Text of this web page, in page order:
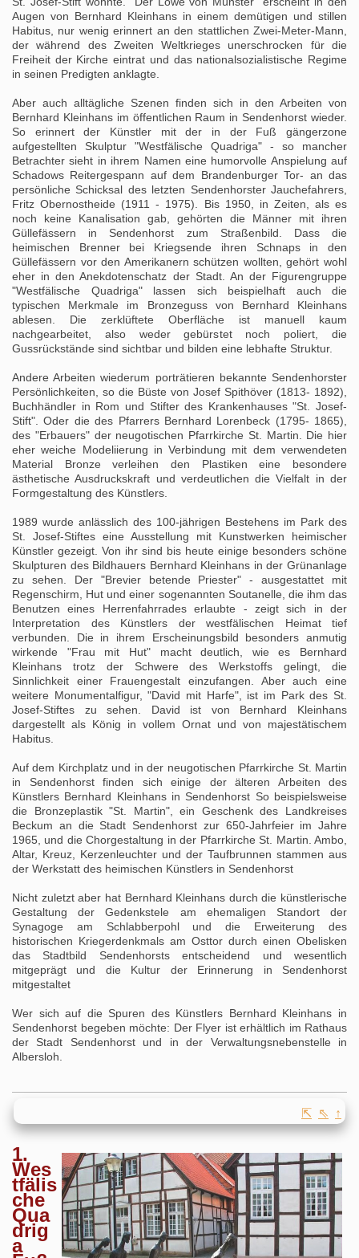
Augen von Bernhard Kleinhans in einem demütigen und stillen
Habitus, nur wenig erinnert an den stattlichen Zwei-Meter-Mann,
der während des Zweiten Weltkrieges unerschrocken für die
Freiheit der Kirche eintrat und das nationalsozialistische Regime
in seinen Predigten anklagte.
Aber auch alltägliche Szenen finden sich in den Arbeiten von
Bernhard Kleinhans im öffentlichen Raum in Sendenhorst wieder.
So erinnert der Künstler mit der in der Fuß gängerzone
aufgestellten Skulptur "Westfälische Quadriga" - so mancher
Betrachter sieht in ihrem Namen eine humorvolle Anspielung auf
Schadows Reitergespann auf dem Brandenburger Tor- an das
persönliche Schicksal des letzten Sendenhorster Jauchefahrers,
Fritz Obernostheide (1911 - 1975). Bis 1950, in Zeiten, als es
noch keine Kanalisation gab, gehörten die Männer mit ihren
Güllefässern in Sendenhorst zum Straßenbild. Dass die
heimischen Brenner bei Kriegsende ihren Schnaps in den
Güllefässern vor den Amerikanern schützen wollten, gehört wohl
eher in den Anekdotenschatz der Stadt. An der Figurengruppe
"Westfälische Quadriga" lassen sich beispielhaft auch die
typischen Merkmale im Bronzeguss von Bernhard Kleinhans
ablesen. Die zerklüftete Oberfläche ist manuell kaum
nachgearbeitet, also weder gebürstet noch poliert, die
Gussrückstände sind sichtbar und bilden eine lebhafte Struktur.
Andere Arbeiten wiederum porträtieren bekannte Sendenhorster
Persönlichkeiten, so die Büste von Josef Spithöver (1813- 1892),
Buchhändler in Rom und Stifter des Krankenhauses "St. Josef-
Stift". Oder die des Pfarrers Bernhard Lorenbeck (1795- 1865),
des "Erbauers" der neugotischen Pfarrkirche St. Martin. Die hier
eher weiche Modeliierung in Verbindung mit dem verwendeten
Material Bronze verleihen den Plastiken eine besondere
ästhetische Ausdruckskraft und verdeutlichen die Vielfalt in der
Formgestaltung des Künstlers.
1989 wurde anlässlich des 100-jährigen Bestehens im Park des
St. Josef-Stiftes eine Ausstellung mit Kunstwerken heimischer
Künstler gezeigt. Von ihr sind bis heute einige besonders schöne
Skulpturen des Bildhauers Bernhard Kleinhans in der Grünanlage
zu sehen. Der "Brevier betende Priester" - ausgestattet mit
Regenschirm, Hut und einer sogenannten Soutanelle, die ihm das
Benutzen eines Herrenfahrrades erlaubte - zeigt sich in der
Interpretation des Künstlers der westfälischen Heimat tief
verbunden. Die in ihrem Erscheinungsbild besonders anmutig
wirkende "Frau mit Hut" macht deutlich, wie es Bernhard
Kleinhans trotz der Schwere des Werkstoffs gelingt, die
Sinnlichkeit einer Frauengestalt einzufangen. Aber auch eine
weitere Monumentalfigur, "David mit Harfe", ist im Park des St.
Josef-Stiftes zu sehen. David ist von Bernhard Kleinhans
dargestellt als König in vollem Ornat und von majestätischem
Habitus.
Auf dem Kirchplatz und in der neugotischen Pfarrkirche St. Martin
in Sendenhorst finden sich einige der älteren Arbeiten des
Künstlers Bernhard Kleinhans in Sendenhorst So beispielsweise
die Bronzeplastik "St. Martin", ein Geschenk des Landkreises
Beckum an die Stadt Sendenhorst zur 650-Jahrfeier im Jahre
1965, und die Chorgestaltung in der Pfarrkirche St. Martin. Ambo,
Altar, Kreuz, Kerzenleuchter und der Taufbrunnen stammen aus
der Werkstatt des heimischen Künstlers in Sendenhorst
Nicht zuletzt aber hat Bernhard Kleinhans durch die künstlerische
Gestaltung der Gedenkstele am ehemaligen Standort der
Synagoge am Schlabberpohl und die Erweiterung des
historischen Kriegerdenkmals am Osttor durch einen Obelisken
das Stadtbild Sendenhorsts entscheidend und wesentlich
mitgeprägt und die Kultur der Erinnerung in Sendenhorst
mitgestaltet
Wer sich auf die Spuren des Künstlers Bernhard Kleinhans in
Sendenhorst begeben möchte: Der Flyer ist erhältlich im Rathaus
der Stadt Sendenhorst und in der Verwaltungsnebenstelle in
Albersloh.
⇱ ⇖ ↑
1.
Wes
tfälis
che
Qua
drig
a